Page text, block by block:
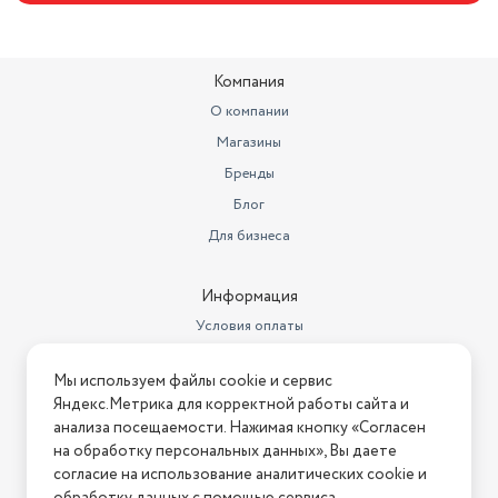
Компания
О компании
Магазины
Бренды
Блог
Для бизнеса
Информация
Условия оплаты
Условия возврата
Нашли ошибку на сайте? Напишите нам
2026 © Интернет-магазин "АстМаркет". У нас есть всё!
Мы используем файлы cookie и сервис
Яндекс.Метрика для корректной работы сайта и
анализа посещаемости. Нажимая кнопку «Согласен
на обработку персональных данных», Вы даете
согласие на использование аналитических cookie и